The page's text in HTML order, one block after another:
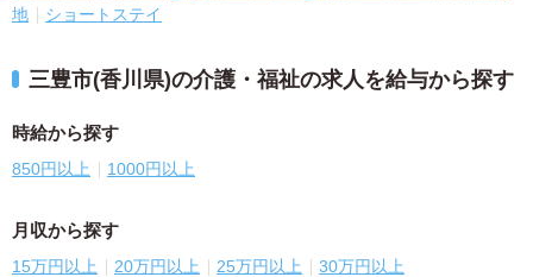
地
ショートステイ
三豊市(香川県)の介護・福祉の求人を給与から探す
時給から探す
850円以上 1000円以上
月収から探す
15万円以上 20万円以上 25万円以上 30万円以上